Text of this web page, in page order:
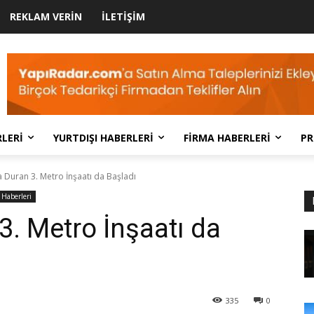
REKLAM VERIN İLETIŞIM
YURTDIŞI HABERLERI FIRMA HABERLERI
Duran 3. Metro İnşaatı da Başladı
Haberleri
Metro İnşaatı da
0
335